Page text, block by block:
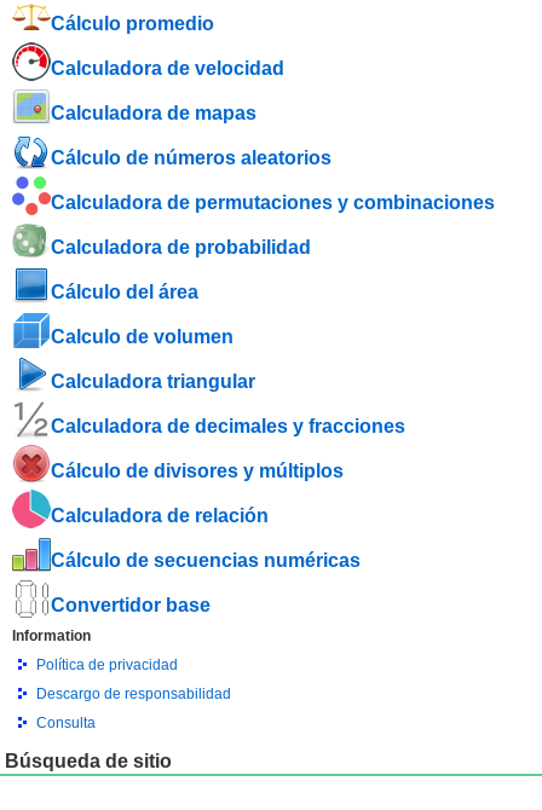
Cálculo promedio
Calculadora de velocidad
Calculadora de mapas
Cálculo de números aleatorios
Calculadora de permutaciones y combinaciones
Calculadora de probabilidad
Cálculo del área
Calculo de volumen
Calculadora triangular
Calculadora de decimales y fracciones
Cálculo de divisores y múltiplos
Calculadora de relación
Cálculo de secuencias numéricas
Convertidor base
Information
Política de privacidad
Descargo de responsabilidad
Consulta
Búsqueda de sitio